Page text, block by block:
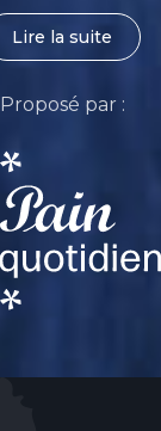
Lire la suite
Proposé par :